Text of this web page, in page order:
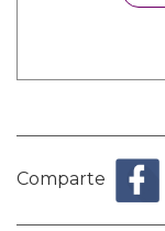
Comparte